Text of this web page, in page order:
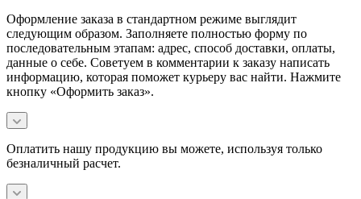
Оформление заказа в стандартном режиме выглядит
следующим образом. Заполняете полностью форму по
последовательным этапам: адрес, способ доставки, оплаты,
данные о себе. Советуем в комментарии к заказу написать
информацию, которая поможет курьеру вас найти. Нажмите
кнопку «Оформить заказ».
Оплатить нашу продукцию вы можете, используя только
безналичный расчет.